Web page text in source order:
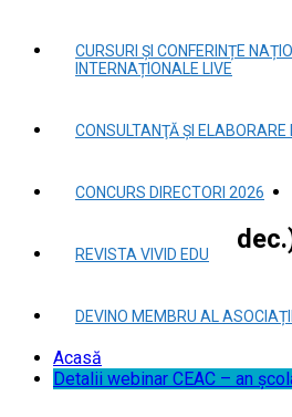
CURSURI ȘI CONFERINȚE
INTERNAȚIONALE LIVE
CONSULTANŢĂ ȘI ELABORARE
CONCURS DIRECTORI 2026
REVISTA VIVID EDU
DEVINO MEMBRU AL
Acasă
Detalii webinar CEAC – an